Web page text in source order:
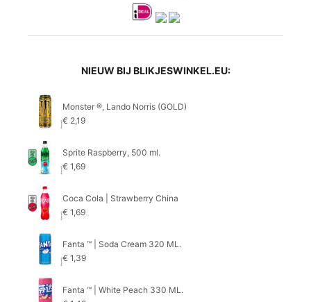
NIEUW BIJ BLIKJESWINKEL.EU:
Monster ®, Lando Norris (GOLD)
€ 2,19
Sprite Raspberry, 500 ml.
€ 1,69
Coca Cola | Strawberry China
€ 1,69
Fanta ™ | Soda Cream 320 ML.
€ 1,39
Fanta ™ | White Peach 330 ML.